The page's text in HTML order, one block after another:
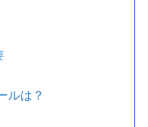
ルは？